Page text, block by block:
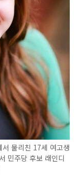
물리친 17세 여고생
민주당 후보 래인디